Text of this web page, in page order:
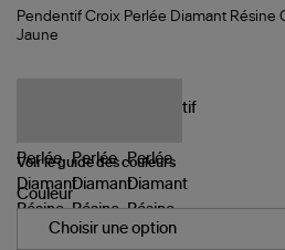
Pendentif
Croix
Pendentif Croix Perlée Diamant Résine
Jaune
Voir le guide des couleurs
Couleur
Choisir une option